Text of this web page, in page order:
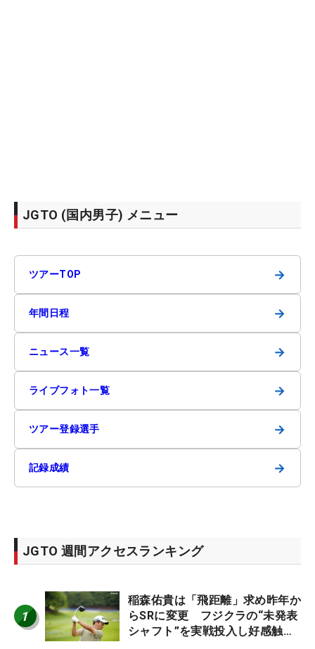
JGTO (国内男子) メニュー
ツアーTOP →
年間日程 →
ニュース一覧 →
ライブフォト一覧 →
ツアー登録選手 →
記録成績 →
JGTO 週間アクセスランキング
1
稲森佑貴は「飛距離」求め昨年か
らSRに変更 フジクラの“未発表
シャフト”を実戦投入し好感触